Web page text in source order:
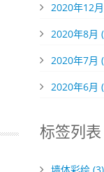
2020年12
2020年8月
2020年7月
2020年6月
标签列表